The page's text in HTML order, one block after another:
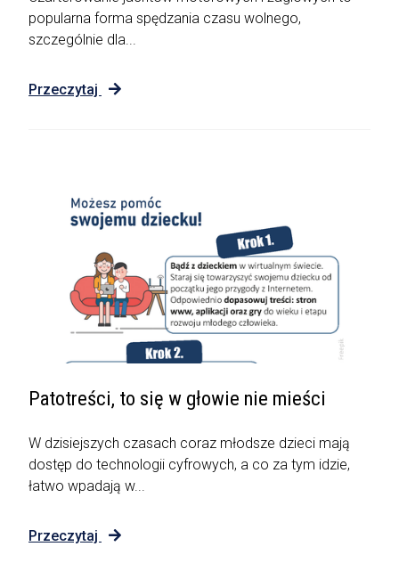
popularna forma spędzania czasu wolnego,
szczególnie dla...
Przeczytaj
Patotreści, to się w głowie nie mieści
W dzisiejszych czasach coraz młodsze dzieci mają
dostęp do technologii cyfrowych, a co za tym idzie,
łatwo wpadają w...
Przeczytaj